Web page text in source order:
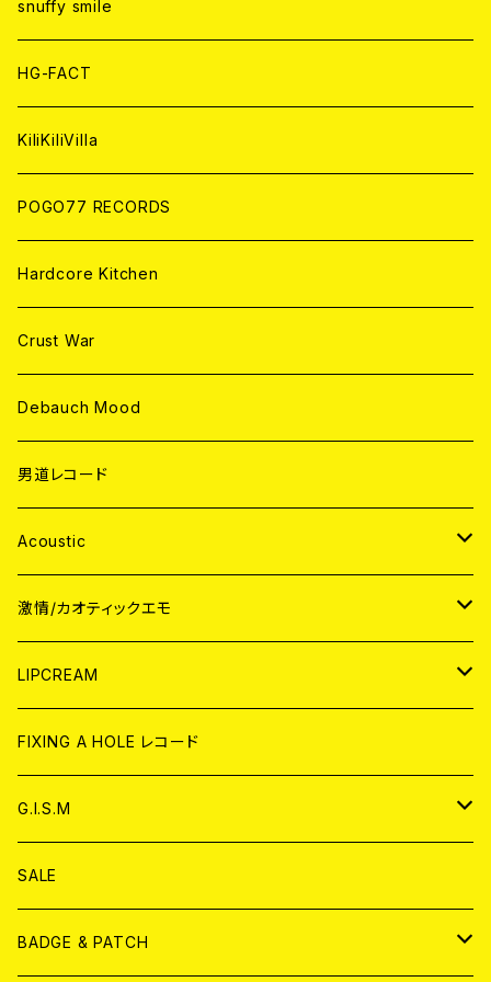
ANALOG
ANALOG
WORLD
CD
ANALOG
snuffy smile
HG-FACT
KiliKiliVilla
POGO77 RECORDS
Hardcore Kitchen
Crust War
Debauch Mood
男道レコード
Acoustic
JAPAN
CD
ANALOG
WORLD
CD
ANALOG
激情/カオティックエモ
JAPAN
CD
ANALOG
WORLD
CD
ANALOG
LIPCREAM
CD
アナログ
DVD
T-shirt & WEAR
FIXING A HOLE レコード
G.I.S.M
CD
ANALOG
SALE
BADGE & PATCH